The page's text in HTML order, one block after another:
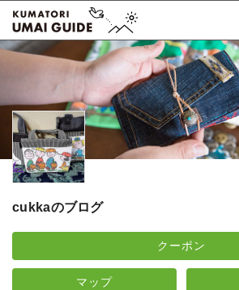
cukkaのブログ
クーポン
マップ